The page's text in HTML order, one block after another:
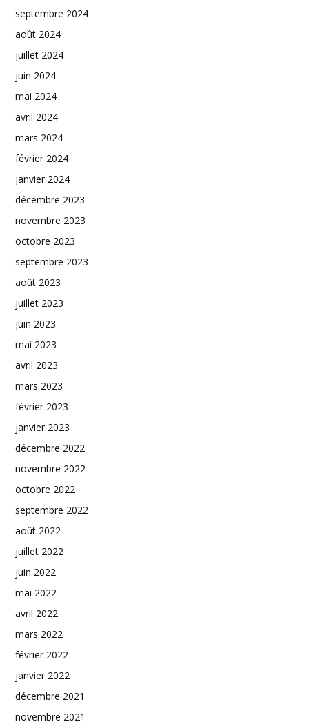
septembre 2024
août 2024
juillet 2024
juin 2024
mai 2024
avril 2024
mars 2024
février 2024
janvier 2024
décembre 2023
novembre 2023
octobre 2023
septembre 2023
août 2023
juillet 2023
juin 2023
mai 2023
avril 2023
mars 2023
février 2023
janvier 2023
décembre 2022
novembre 2022
octobre 2022
septembre 2022
août 2022
juillet 2022
juin 2022
mai 2022
avril 2022
mars 2022
février 2022
janvier 2022
décembre 2021
novembre 2021